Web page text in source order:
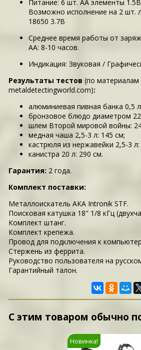
Питание: 6 шт. АА элементы
Возможно исполнение на 2 шт.
18650 3.7В
Среднее время работы от
АА: 8-10 часов.
Индикация: Звуковая /
Результаты тестов(по материалам
metaldetectingworld.com):
алюминиевая пивная банка 0,5
бронзовое блюдо диаметром
шлем Второй мировой войны:
медная чаша 2,5-3 л: 145 см;
кастрюля из нержавейки 2,5-3
канистра 20 л: 290 см.
Гарантия: 2 года.
Комплект поставки:
Металлоискатель АКА Intronik STF.
Поисковая катушка 18" 1/8 кГц
Комплект штанг.
Комплект крепежа.
Провод для подключения к
Стержень из феррита.
Руководство пользователя на
Гарантийный талон.
С этим товаром обычно
Новинка!